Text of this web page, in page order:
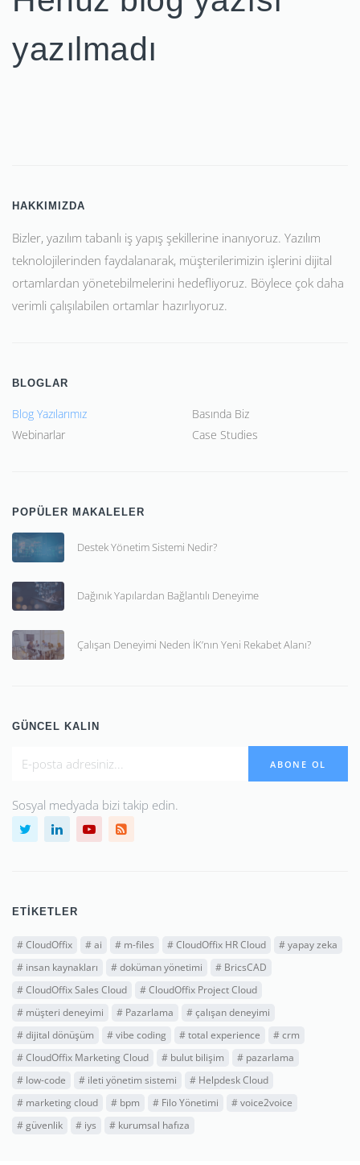
yazılmadı
HAKKIMIZDA
Bizler, yazılım tabanlı iş yapış şekillerine inanıyoruz. Yazılım
teknolojilerinden faydalanarak, müşterilerimizin işlerini dijital
ortamlardan yönetebilmelerini hedefliyoruz. Böylece çok daha
verimli çalışılabilen ortamlar hazırlıyoruz.
BLOGLAR
Blog Yazılarımız
Basında Biz
Webinarlar
Case Studies
POPÜLER MAKALELER
Destek Yönetim Sistemi Nedir?
Dağınık Yapılardan Bağlantılı Deneyime
Çalışan Deneyimi Neden İK’nın Yeni Rekabet Alanı?
GÜNCEL KALIN
ABONE OL
Sosyal medyada bizi takip edin.
ETIKETLER
#CloudOffix #ai # m-files #CloudOffix HR Cloud #yapay zeka
# insan kaynakları #doküman yönetimi # BricsCAD
#CloudOffix Sales Cloud #CloudOffix Project Cloud
# müşteri deneyimi # Pazarlama #çalışan deneyimi
#dijital dönüşüm #vibe coding #total experience #crm
#CloudOffix Marketing Cloud # bulut bilişim # pazarlama
# low-code # ileti yönetim sistemi # Helpdesk Cloud
# marketing cloud # bpm # Filo Yönetimi #voice2voice
#güvenlik # iys # kurumsal hafıza